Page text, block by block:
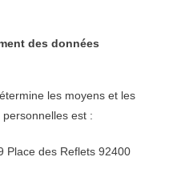
des données
les moyens et les
est :
Place des Reflets 92400